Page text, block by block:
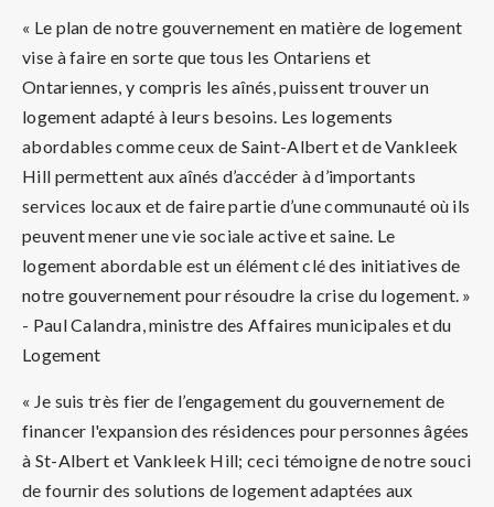
« Le plan de notre gouvernement en matière de logement
vise à faire en sorte que tous les Ontariens et
Ontariennes, y compris les aînés, puissent trouver un
logement adapté à leurs besoins. Les logements
abordables comme ceux de Saint-Albert et de Vankleek
Hill permettent aux aînés d’accéder à d’importants
services locaux et de faire partie d’une communauté où ils
peuvent mener une vie sociale active et saine. Le
logement abordable est un élément clé des initiatives de
notre gouvernement pour résoudre la crise du logement. »
- Paul Calandra, ministre des Affaires municipales et du
Logement
« Je suis très fier de l’engagement du gouvernement de
financer l'expansion des résidences pour personnes âgées
à St-Albert et Vankleek Hill; ceci témoigne de notre souci
de fournir des solutions de logement adaptées aux